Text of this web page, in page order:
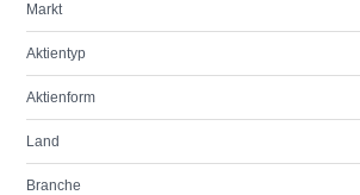
Markt
Aktientyp
Aktienform
Land
Branche